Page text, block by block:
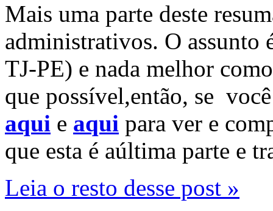
Mais uma parte deste
administrativos. O assunto
TJ-PE) e nada melhor
que possível,então, se
aqui e aqui para ver e
que esta é aúltima parte e
Leia o resto desse post »